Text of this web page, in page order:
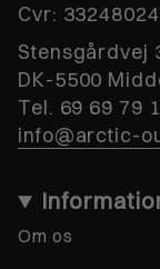
Cvr: 33248024
Stensgårdvej
DK-5500
Tel. 69 69 79
info@arctic-
Om os